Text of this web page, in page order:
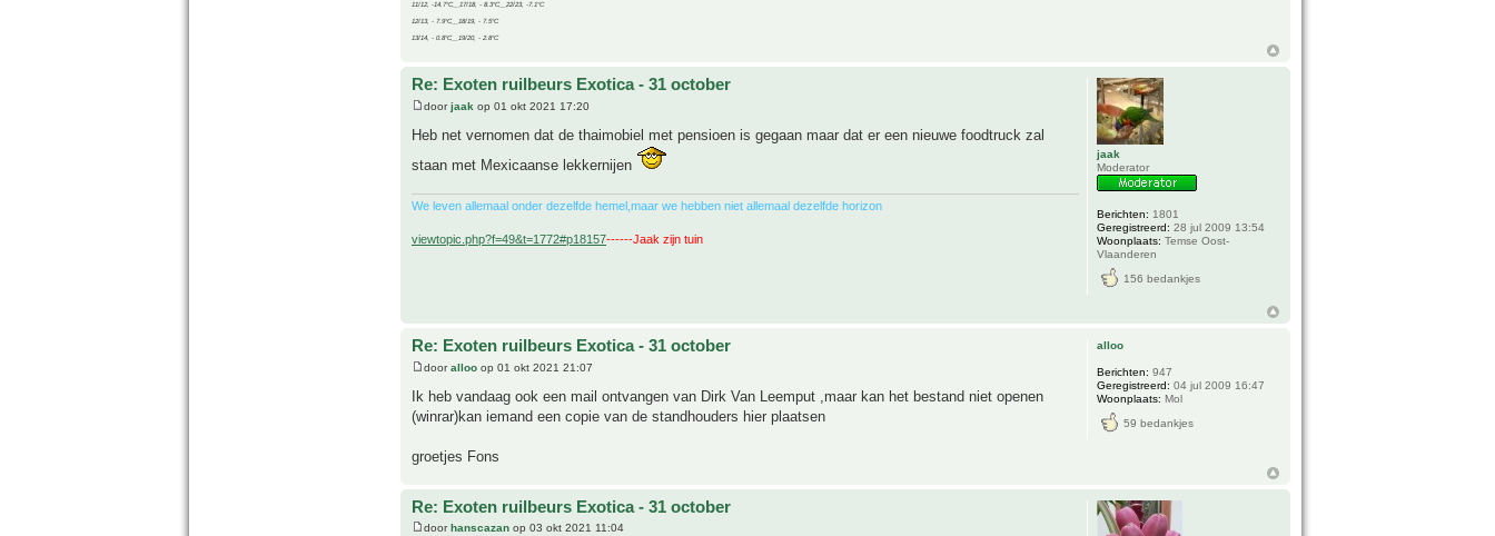
11/12, -14.7°C__17/18, - 8.3°C__22/23, -7.1°C
12/13, - 7.9°C__18/19, - 7.5°C
13/14, - 0.8°C__19/20, - 2.8°C
Re: Exoten ruilbeurs Exotica - 31 october
doorjaak op 01 okt 2021 17:20
Heb net vernomen dat de thaimobiel met pensioen is gegaan maar dat er een nieuwe foodtruck zal
staan met Mexicaanse lekkernijen
We leven allemaal onder dezelfde hemel,maar we hebben niet allemaal dezelfde horizon
viewtopic.php?f=49&t=1772#p18157------Jaak zijn tuin
jaak
Moderator
Berichten: 1801
Geregistreerd: 28 jul 2009 13:54
Woonplaats: Temse Oost-
Vlaanderen
156 bedankjes
Re: Exoten ruilbeurs Exotica - 31 october
dooralloo op 01 okt 2021 21:07
Ik heb vandaag ook een mail ontvangen van Dirk Van Leemput ,maar kan het bestand niet openen
(winrar)kan iemand een copie van de standhouders hier plaatsen
groetjes Fons
alloo
Berichten: 947
Geregistreerd: 04 jul 2009 16:47
Woonplaats: Mol
59 bedankjes
Re: Exoten ruilbeurs Exotica - 31 october
doorhanscazan op 03 okt 2021 11:04